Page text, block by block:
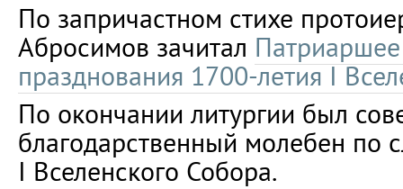
По запричастном стихе
Абросимов зачитал
празднования 1700-летия I
По окончании литургии был
благодарственный молебен по
I Вселенского Собора.